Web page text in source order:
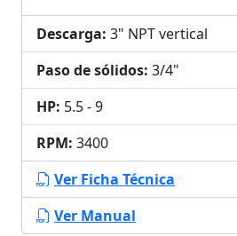
Descarga: 3" NPT vertical
Paso de sólidos: 3/4"
HP: 5.5 - 9
RPM: 3400
Ver Ficha Técnica
Ver Manual